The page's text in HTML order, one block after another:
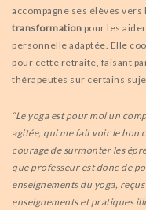
accompagne ses élèves vers
transformation pour les
personnelle adaptée. Elle
pour cette retraite, faisant
thérapeutes sur certains
“Le yoga est pour moi un
agitée, qui me fait voir le bon
courage de surmonter les
que professeur est donc de
enseignements du yoga,
enseignements et pratiques